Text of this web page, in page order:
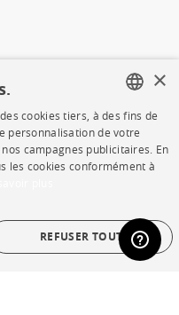
FRENCH
ENGLISH
SPANISH
×
cookies tiers, à des fins de
personnalisation de votre
campagnes publicitaires. En
les cookies conformément à
REFUSER TOUT